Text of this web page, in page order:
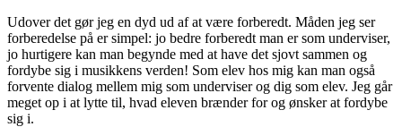
Udover det gør jeg en dyd ud af at være forberedt. Måden jeg ser
forberedelse på er simpel: jo bedre forberedt man er som underviser,
jo hurtigere kan man begynde med at have det sjovt sammen og
fordybe sig i musikkens verden! Som elev hos mig kan man også
forvente dialog mellem mig som underviser og dig som elev. Jeg går
meget op i at lytte til, hvad eleven brænder for og ønsker at fordybe
sig i.